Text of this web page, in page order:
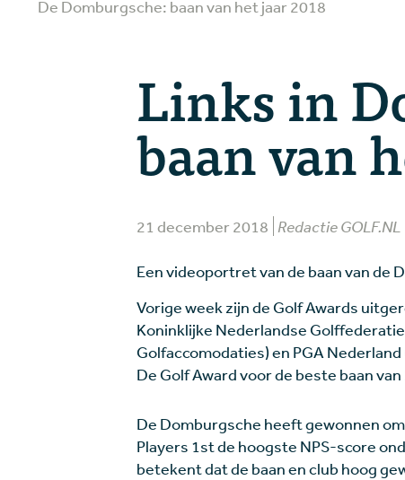
De Domburgsche: baan van het jaar 2018
Links in
baan van
21 december 2018 Redactie GOLF.NL
Een videoportret van de baan van de
Vorige week zijn de Golf Awards
Koninklijke Nederlandse
Golfaccomodaties) en PGA
De Golf Award voor de beste baan
De Domburgsche heeft gewonnen
Players 1st de hoogste NPS-score
betekent dat de baan en club hoog